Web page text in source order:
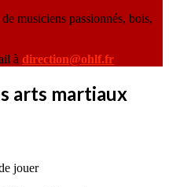
musiciens passionnés, bois,
à direction@ohlf.fr
arts martiaux